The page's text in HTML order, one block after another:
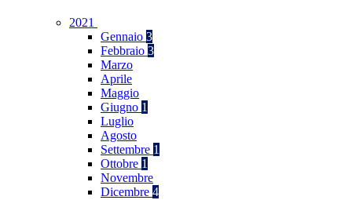
2021
Gennaio 3
Febbraio 3
Marzo
Aprile
Maggio
Giugno 1
Luglio
Agosto
Settembre 1
Ottobre 1
Novembre
Dicembre 4